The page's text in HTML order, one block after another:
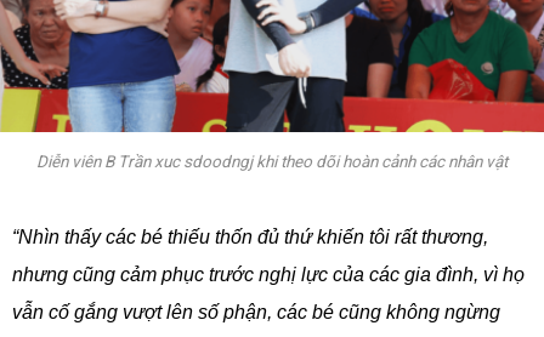
Diễn viên B Trần xuc sdoodngj khi theo dõi hoàn cảnh các nhân vật
“Nhìn thấy các bé thiếu thốn đủ thứ khiến tôi rất thương,
nhưng cũng cảm phục trước nghị lực của các gia đình, vì họ
vẫn cố gắng vượt lên số phận, các bé cũng không ngừng